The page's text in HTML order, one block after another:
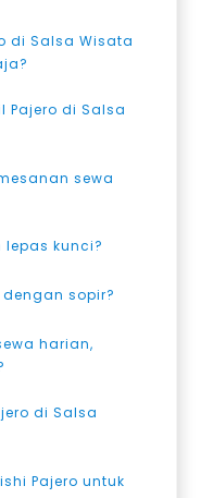
di Salsa Wisata
Pajero di Salsa
sewa
kunci?
sopir?
harian,
di Salsa
Pajero untuk